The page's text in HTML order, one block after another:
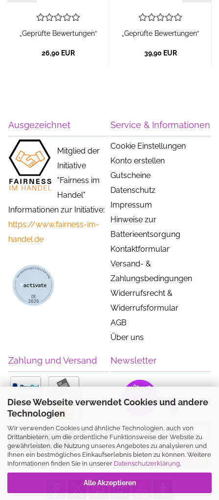
Diese Webseite verwendet Cookies und andere
Technologien
Wir verwenden Cookies und ähnliche Technologien, auch von
Drittanbietern, um die ordentliche Funktionsweise der Website zu
gewährleisten, die Nutzung unseres Angebotes zu analysieren und
Ihnen ein bestmögliches Einkaufserlebnis bieten zu können. Weitere
Informationen finden Sie in unserer Datenschutzerklärung.
Alle Akzeptieren
„Geprüfte Bewertungen“
26,90 EUR
„Geprüfte Bewertungen“
39,90 EUR
Ausgezeichnet
Mitglied der
Initiative
"Fairness im
Handel"
Informationen zur Initiative:
https://www.fairness-im-
handel.de
Service & Informationen
Cookie Einstellungen
Konto erstellen
Gutscheine
Datenschutz
Impressum
Hinweise zur
Batterieentsorgung
Kontaktformular
Versand- &
Zahlungsbedingungen
Widerrufsrecht &
Widerrufsformular
AGB
Über uns
Zahlung und Versand
Vertrag widerrufen
Newsletter